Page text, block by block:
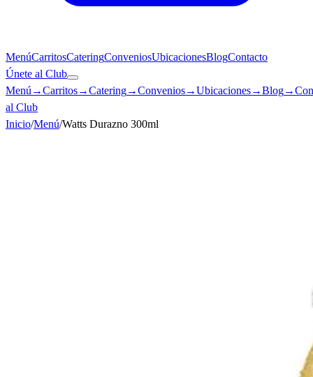
MenúCarritosCateringConveniosUbicacionesBlogContacto
Únete al Club
Menú →Carritos→Catering→Convenios→Ubicaciones→Blog→
al Club
Inicio/Menú/Watts Durazno 300ml